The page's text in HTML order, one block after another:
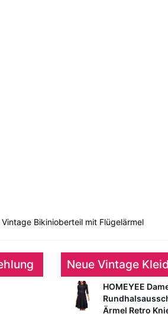
Vintage Bikinioberteil mit Flügelärmel
Neue Vintage
HOMEYEE
Ärmel Retro